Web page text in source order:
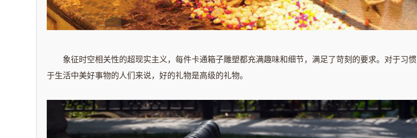
象征时空相关性的超现实主义，每件卡通箱子雕塑都充满趣味和细节，满足了苛刻的要求。对于习惯
于生活中美好事物的人们来说，好的礼物是高级的礼物。